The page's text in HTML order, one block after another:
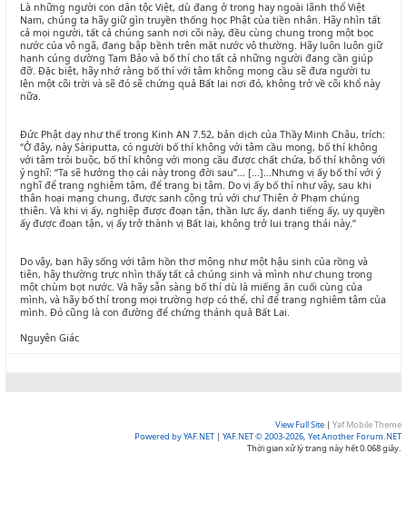
Là những người con dân tộc Việt, dù đang ở trong hay ngoài lãnh thổ Việt
Nam, chúng ta hãy giữ gìn truyền thống học Phật của tiền nhân. Hãy nhìn tất
cả mọi người, tất cả chúng sanh nơi cõi này, đều cùng chung trong một bọc
nước của vô ngã, đang bập bềnh trên mặt nước vô thường. Hãy luôn luôn giữ
hạnh cúng dường Tam Bảo và bố thí cho tất cả những người đang cần giúp
đỡ. Đặc biệt, hãy nhớ rằng bố thí với tâm không mong cầu sẽ đưa người tu
lên một cõi trời và sẽ đó sẽ chứng quả Bất lai nơi đó, không trở về cõi khổ này
nữa.
Đức Phật dạy như thế trong Kinh AN 7.52, bản dịch của Thầy Minh Châu, trích:
“Ở đây, này Sàriputta, có người bố thí không với tâm cầu mong, bố thí không
với tâm trói buộc, bố thí không với mong cầu được chất chứa, bố thí không với
ý nghĩ: “Ta sẽ hưởng thọ cái này trong đời sau”... [...]...Nhưng vị ấy bố thí với ý
nghĩ để trang nghiêm tâm, để trang bị tâm. Do vị ấy bố thí như vậy, sau khi
thân hoại mạng chung, được sanh cộng trú với chư Thiên ở Phạm chúng
thiên. Và khi vị ấy, nghiệp được đoạn tận, thần lực ấy, danh tiếng ấy, uy quyền
ấy được đoạn tận, vị ấy trở thành vị Bất lai, không trở lui trạng thái này.”
Do vậy, bạn hãy sống với tâm hồn thơ mộng như một hậu sinh của rồng và
tiên, hãy thường trực nhìn thấy tất cả chúng sinh và mình như chung trong
một chùm bọt nước. Và hãy sẵn sàng bố thí dù là miếng ăn cuối cùng của
mình, và hãy bố thí trong mọi trường hợp có thể, chỉ để trang nghiêm tâm của
mình. Đó cũng là con đường để chứng thánh quả Bất Lai.
Nguyên Giác
View Full Site | Yaf Mobile Theme
Powered by YAF.NET | YAF.NET © 2003-2026, Yet Another Forum.NET
Thời gian xử lý trang này hết 0.068 giây.